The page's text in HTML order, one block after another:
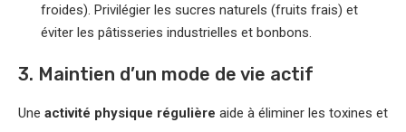
froides). Privilégier les sucres naturels (fruits frais) et
éviter les pâtisseries industrielles et bonbons.
3. Maintien d’un mode de vie actif
Une activité physique régulière aide à éliminer les toxines et